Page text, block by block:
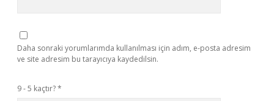
Daha sonraki yorumlarımda kullanılması için adım, e-posta adresim
ve site adresim bu tarayıcıya kaydedilsin.
9 - 5 kaçtır?*